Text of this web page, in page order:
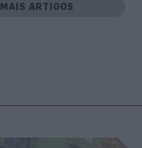
MAIS ARTIGOS